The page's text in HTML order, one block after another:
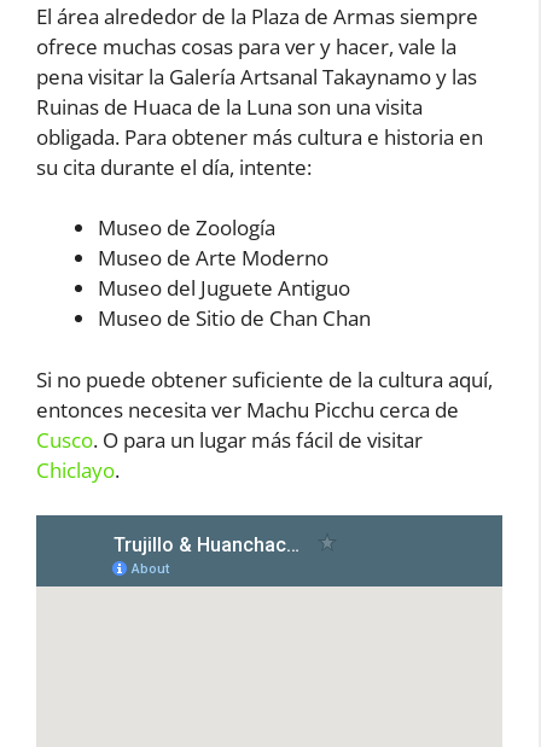
El área alrededor de la Plaza de Armas siempre
ofrece muchas cosas para ver y hacer, vale la
pena visitar la Galería Artsanal Takaynamo y las
Ruinas de Huaca de la Luna son una visita
obligada. Para obtener más cultura e historia en
su cita durante el día, intente:
Museo de Zoología
Museo de Arte Moderno
Museo del Juguete Antiguo
Museo de Sitio de Chan Chan
Si no puede obtener suficiente de la cultura aquí,
entonces necesita ver Machu Picchu cerca de
Cusco. O para un lugar más fácil de visitar
Chiclayo.